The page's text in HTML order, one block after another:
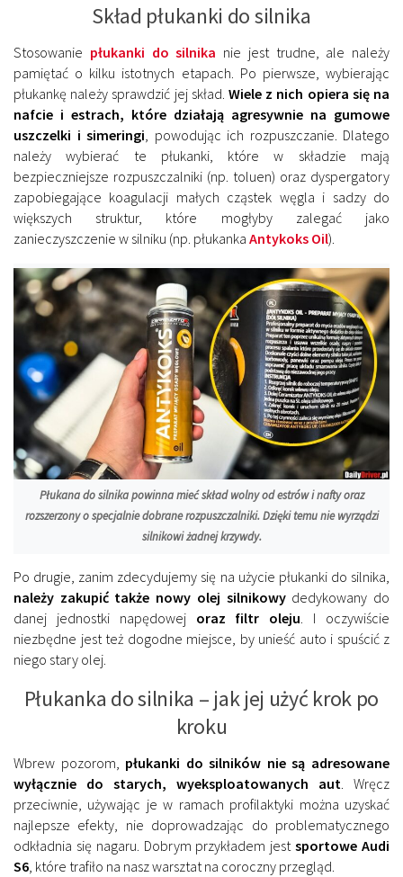
Skład płukanki do silnika
Stosowanie płukanki do silnika nie jest trudne, ale należy
pamiętać o kilku istotnych etapach. Po pierwsze, wybierając
płukankę należy sprawdzić jej skład. Wiele z nich opiera się na
nafcie i estrach, które działają agresywnie na gumowe
uszczelki i simeringi , powodując ich rozpuszczanie. Dlatego
należy wybierać te płukanki, które w składzie mają
bezpieczniejsze rozpuszczalniki (np. toluen) oraz dyspergatory
zapobiegające koagulacji małych cząstek węgla i sadzy do
większych struktur, które mogłyby zalegać jako
zanieczyszczenie w silniku (np. płukanka Antykoks Oil).
Płukana do silnika powinna mieć skład wolny od estrów i nafty oraz
rozszerzony o specjalnie dobrane rozpuszczalniki. Dzięki temu nie wyrządzi
silnikowi żadnej krzywdy.
Po drugie, zanim zdecydujemy się na użycie płukanki do silnika,
należy zakupić także nowy olej silnikowydedykowany do
danej jednostki napędowej oraz filtr oleju. I oczywiście
niezbędne jest też dogodne miejsce, by unieść auto i spuścić z
niego stary olej.
Płukanka do silnika – jak jej użyć krok po
kroku
Wbrew pozorom, płukanki do silników nie są adresowane
wyłącznie do starych, wyeksploatowanych aut. Wręcz
przeciwnie, używając je w ramach profilaktyki można uzyskać
najlepsze efekty, nie doprowadzając do problematycznego
odkładnia się nagaru. Dobrym przykładem jestsportowe Audi
S6, które trafiło na nasz warsztat na coroczny przegląd.